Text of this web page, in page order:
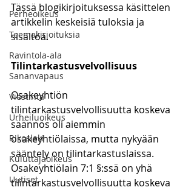
Perheoikeus
Teemakirjoituksia
Ravintola-ala
Sananvapaus
Viestintä
Urheiluoikeus
Rikoslaki
Kuluttajaoikeus
Uutiset
Tässä blogikirjoituksessa käsittelen
artikkelin keskeisiä tuloksia ja
sisältöä.
Tilintarkastusvelvollisuus
Osakeyhtiön
tilintarkastusvelvollisuutta koskeva
säännös oli aiemmin
osakeyhtiölaissa, mutta nykyään
sääntely on tilintarkastuslaissa.
Osakeyhtiölain 7:1 §:ssä on yhä
tilintarkastusvelvollisuutta koskeva